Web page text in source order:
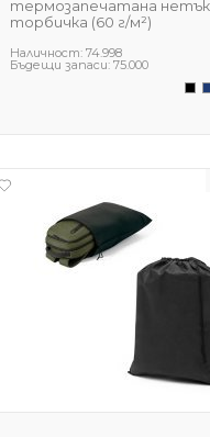
термозапечатана
торбичка (60 г/м²)
Наличност: 74.998
Бъдещи запаси: 75.000